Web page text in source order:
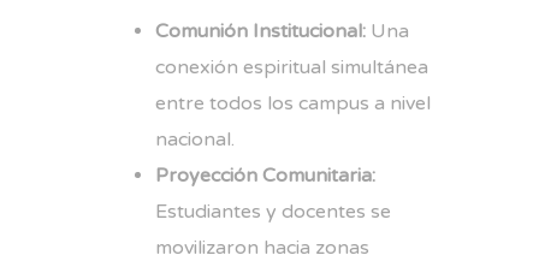
Comunión Institucional: Una
conexión espiritual simultánea
entre todos los campus a nivel
nacional.
Proyección Comunitaria:
Estudiantes y docentes se
movilizaron hacia zonas